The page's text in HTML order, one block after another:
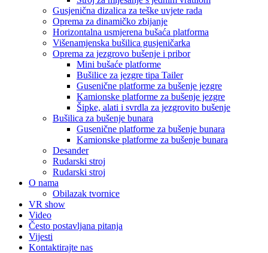
Gusjenična dizalica za teške uvjete rada
Oprema za dinamičko zbijanje
Horizontalna usmjerena bušaća platforma
Višenamjenska bušilica gusjeničarka
Oprema za jezgrovo bušenje i pribor
Mini bušaće platforme
Bušilice za jezgre tipa Tailer
Gusenične platforme za bušenje jezgre
Kamionske platforme za bušenje jezgre
Šipke, alati i svrdla za jezgrovito bušenje
Bušilica za bušenje bunara
Gusenične platforme za bušenje bunara
Kamionske platforme za bušenje bunara
Desander
Rudarski stroj
Rudarski stroj
O nama
Obilazak tvornice
VR show
Video
Često postavljana pitanja
Vijesti
Kontaktirajte nas